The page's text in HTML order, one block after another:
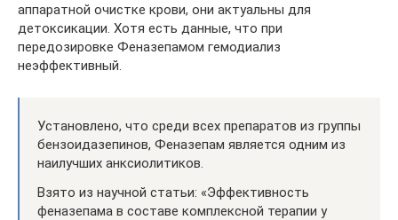
аппаратной очистке крови, они актуальны для
детоксикации. Хотя есть данные, что при
передозировке Феназепамом гемодиализ
неэффективный.
Установлено, что среди всех препаратов из группы
бензоидазепинов, Феназепам является одним из
наилучших анксиолитиков.
Взято из научной статьи: «Эффективность
феназепама в составе комплексной терапии у